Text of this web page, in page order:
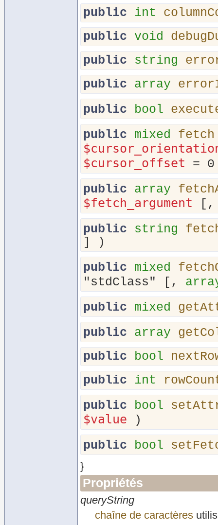
public
int
public
void
public
string
public
array
public
bool
public
mixed fetch
$cursor_offset = 0
public
array
$fetch_argument
public
string
] )
public
mixed
"stdClass"
[,
public
mixed
public
array
public
bool
public
int
public
bool
$value )
public
bool
}
Propriétés
queryString
chaîne de caractères